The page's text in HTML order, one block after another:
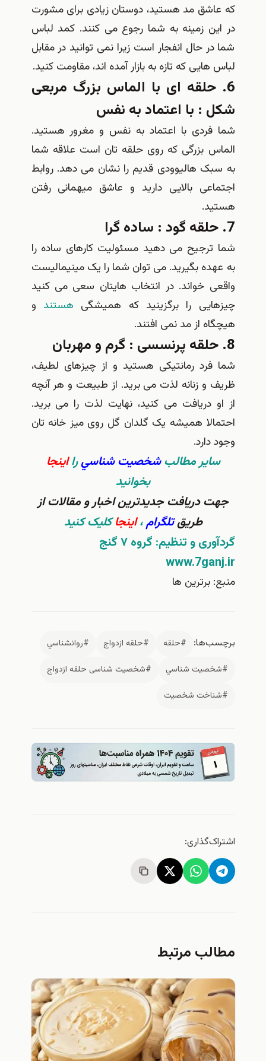
مد هستید، دوستان زیادی برای مشورت
زمینه به شما رجوع می کنند. کمد لباس
حال انفجار است زیرا نمی توانید در مقابل
که تازه به بازار آمده اند، مقاومت کنید.
حلقه ای با الماس بزرگ مربعی
: با اعتماد به نفس
با اعتماد به نفس و مغرور هستید.
بزرگی که روی حلقه تان است علاقه شما
هالیوودی قدیم را نشان می دهد. روابط
بالایی دارید و عاشق میهمانی رفتن
می دهید مسئولیت کارهای ساده را
بگیرید. می توان شما را یک مینیمالیست
خواند. در انتخاب هایتان سعی می کنید
را برگزینید که همیشگی هستندو
از مد نمی افتند.
رمانتیکی هستید و از چیزهای لطیف،
و زنانه لذت می برید. از طبیعت و هر آنچه
دریافت می کنید، نهایت لذت را می برید.
همیشه یک گلدان گل روی میز خانه تان
مطالبشخصيت شناسيرااينجا
دریافت جدیدترین اخبار و مقالات از
تلگرام،اینجاکلیک کنید
و تنظیم: گروه ۷ گنج
برترین ها
#حلقه #حلقه ازدواج
#روانشناسي
شناسي
#شخصیت شناسی حلقه ازدواج
شخصيت
مرتبط